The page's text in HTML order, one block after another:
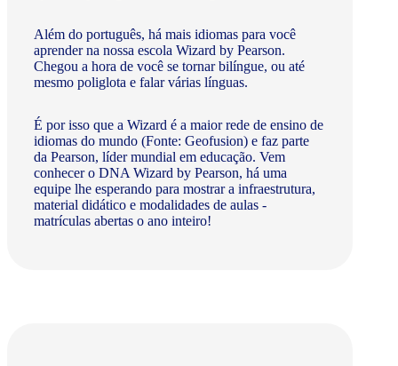
Além do português, há mais idiomas para você
aprender na nossa escola Wizard by Pearson.
Chegou a hora de você se tornar bilíngue, ou até
mesmo poliglota e falar várias línguas.
É por isso que a Wizard é a maior rede de ensino de
idiomas do mundo (Fonte: Geofusion) e faz parte
da Pearson, líder mundial em educação. Vem
conhecer o DNA Wizard by Pearson, há uma
equipe lhe esperando para mostrar a infraestrutura,
material didático e modalidades de aulas -
matrículas abertas o ano inteiro!